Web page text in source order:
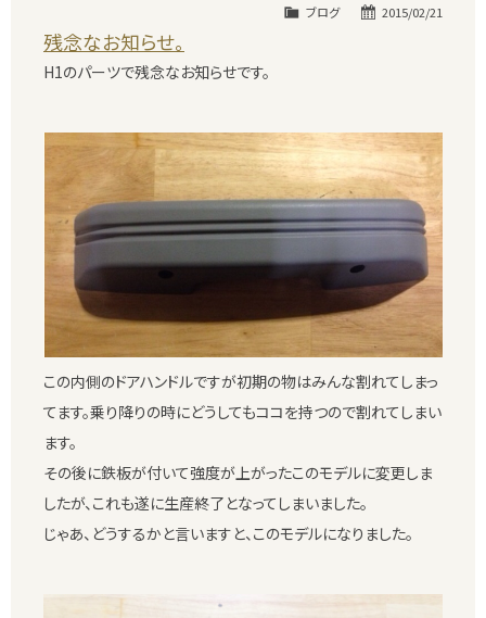
2015/02/21
ブログ
残念なお知らせ。
H1のパーツで残念なお知らせです。
この内側のドアハンドルですが初期の物はみんな割れてしまっ
てます。乗り降りの時にどうしてもココを持つので割れてしまい
ます。
その後に鉄板が付いて強度が上がったこのモデルに変更しま
したが、これも遂に生産終了となってしまいました。
じゃあ、どうするかと言いますと、このモデルになりました。